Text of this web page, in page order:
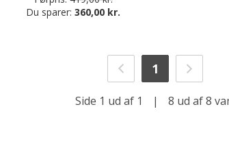
Du sparer:360,00 kr.
1
Side 1 ud af 1 | 8 ud af 8